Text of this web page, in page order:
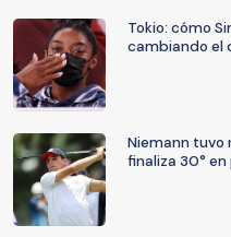
Tokio: cómo
cambiando el
Niemann tuvo
finaliza 30°